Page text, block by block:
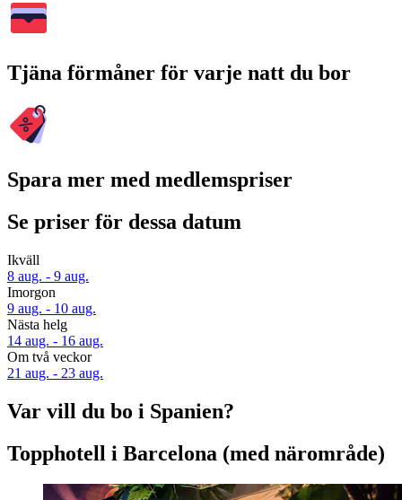
Tjäna förmåner för varje natt du bor
Spara mer med medlemspriser
Se priser för dessa datum
Ikväll
8 aug. - 9 aug.
Imorgon
9 aug. - 10 aug.
Nästa helg
14 aug. - 16 aug.
Om två veckor
21 aug. - 23 aug.
Var vill du bo i Spanien?
Topphotell i Barcelona (med närområde)